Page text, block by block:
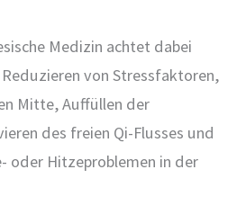
Medizin achtet dabei
von Stressfaktoren,
Mitte, Auffüllen der
des freien Qi-Flusses und
oder Hitzeproblemen in der